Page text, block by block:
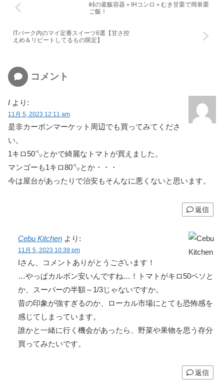
峠の釜飯容器＋IHコンロ＋むき甘栗で簡単栗
ご飯！
ITパーク内のマイ定番スイーツ6選【甘さ控
えめ＆リピートしてるもの限定】
コメント
I より:
11月 5, 2023 12:11 am
是非カーボンマーケット周辺でも買ってみてくださ
い。
1キロ50㌷とかで綺麗なトマトが買えました。
マンゴーも1キロ80㌷とか・・・
今は屋台があったりで治安もそんなに悪くないと思います。
返信
Cebu Kitchen より:
11月 5, 2023 10:39 pm
Iさん、コメントありがとうございます！
…やっぱカルボン安いんですね…！トマトがキロ50ペソと
か、スーパーの半額～1/3じゃないですか。
昔の印象が強すぎるのか、ローカル市場にとても恐怖感を
感じてしまっています。
誰かと一緒に行く機会があったら、野菜や果物を思う存分
買ってみたいです。
返信